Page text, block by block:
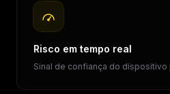
Risco em tempo real
Sinal de confiança do dispositivo